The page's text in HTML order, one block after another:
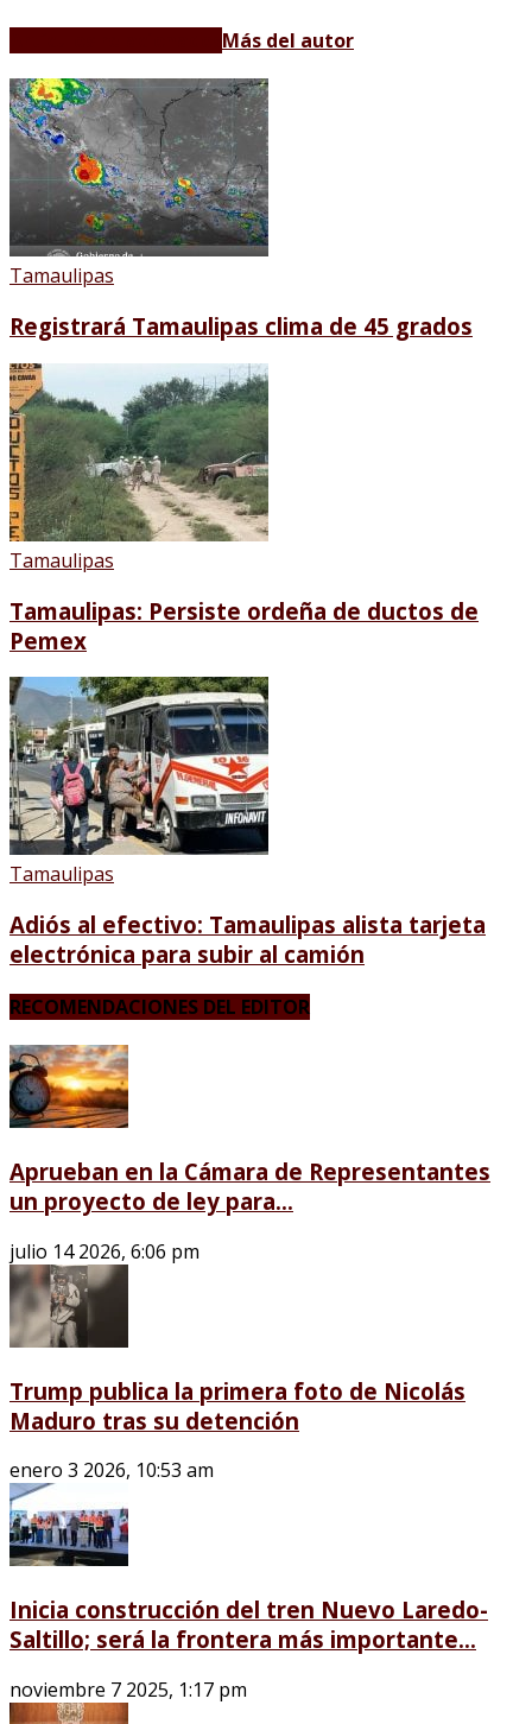
Más del autor
Tamaulipas
Registrará Tamaulipas clima de 45 grados
Tamaulipas
Tamaulipas: Persiste ordeña de ductos de
Pemex
Tamaulipas
Adiós al efectivo: Tamaulipas alista tarjeta
electrónica para subir al camión
RECOMENDACIONES DEL EDITOR
Aprueban en la Cámara de Representantes
un proyecto de ley para...
julio 14 2026, 6:06 pm
Trump publica la primera foto de Nicolás
Maduro tras su detención
enero 3 2026, 10:53 am
Inicia construcción del tren Nuevo Laredo-
Saltillo; será la frontera más importante...
noviembre 7 2025, 1:17 pm